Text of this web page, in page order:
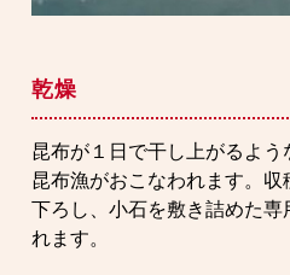
乾燥
昆布が１日で干し上がるよう
昆布漁がおこなわれます。
下ろし、小石を敷き詰めた専
れます。